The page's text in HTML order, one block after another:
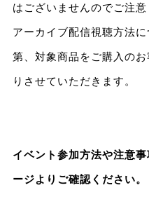
はございませんのでご注意
アーカイブ配信視聴方法
第、対象商品をご購入の
りさせていただきます。
イベント参加方法や注意
ージよりご確認ください。